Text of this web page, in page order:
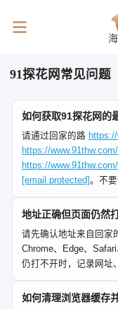
91探花网常见问题
如何获取91探花网的
请通过回家的路
https://
https://
[email protected]。不
地址正确但页面仍然
请先确认地址来自回家
Chrome、Edge、
仍打不开时，记录网址
如何清理浏览器缓存